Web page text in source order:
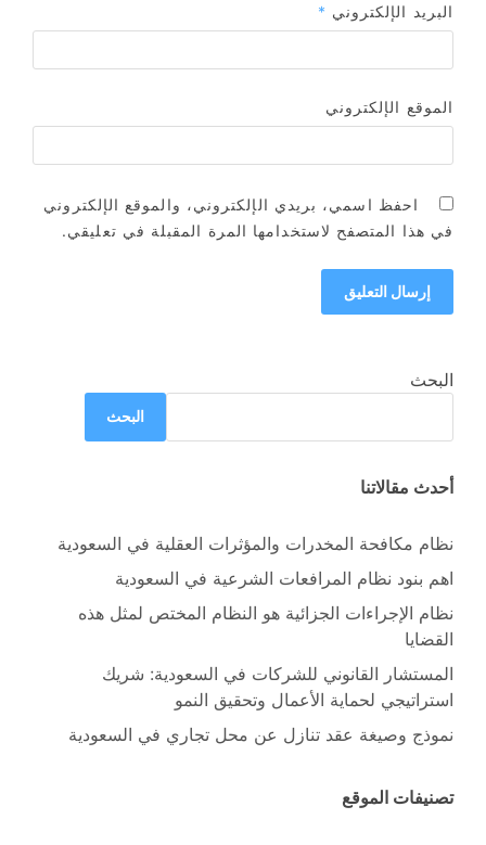
البريد الإلكتروني *
الموقع الإلكتروني
احفظ اسمي، بريدي الإلكتروني، والموقع الإلكتروني
في هذا المتصفح لاستخدامها المرة المقبلة في تعليقي.
البحث
البحث
أحدث مقالاتنا
نظام مكافحة المخدرات والمؤثرات العقلية في السعودية
اهم بنود نظام المرافعات الشرعية في السعودية
نظام الإجراءات الجزائية هو النظام المختص لمثل هذه
القضايا
المستشار القانوني للشركات في السعودية: شريك
استراتيجي لحماية الأعمال وتحقيق النمو
نموذج وصيغة عقد تنازل عن محل تجاري في السعودية
تصنيفات الموقع